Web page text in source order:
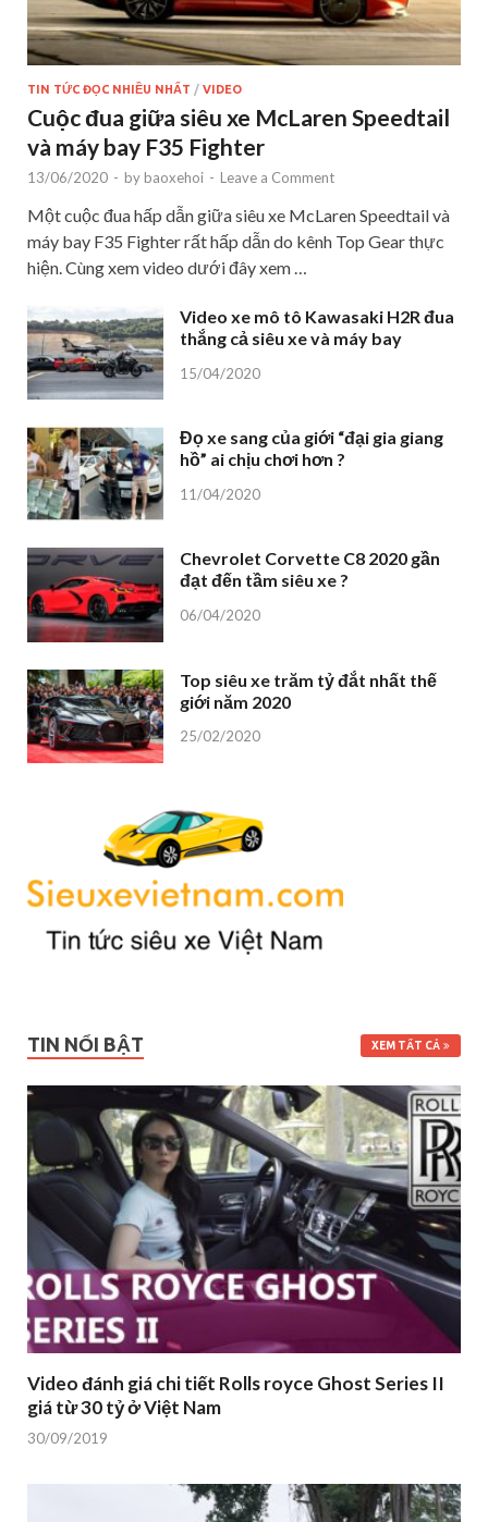
TIN TỨC ĐỌC NHIỀU NHẤT / VIDEO
Cuộc đua giữa siêu xe McLaren Speedtail
và máy bay F35 Fighter
13/06/2020 - by baoxehoi - Leave a Comment
Một cuộc đua hấp dẫn giữa siêu xe McLaren Speedtail và
máy bay F35 Fighter rất hấp dẫn do kênh Top Gear thực
hiện. Cùng xem video dưới đây xem …
Video xe mô tô Kawasaki H2R đua
thắng cả siêu xe và máy bay
15/04/2020
Đọ xe sang của giới “đại gia giang
hồ” ai chịu chơi hơn ?
11/04/2020
Chevrolet Corvette C8 2020 gần
đạt đến tầm siêu xe ?
06/04/2020
Top siêu xe trăm tỷ đắt nhất thế
giới năm 2020
25/02/2020
TIN NỔI BẬT XEM TẤT CẢ
Video đánh giá chi tiết Rolls royce Ghost Series II
giá từ 30 tỷ ở Việt Nam
30/09/2019